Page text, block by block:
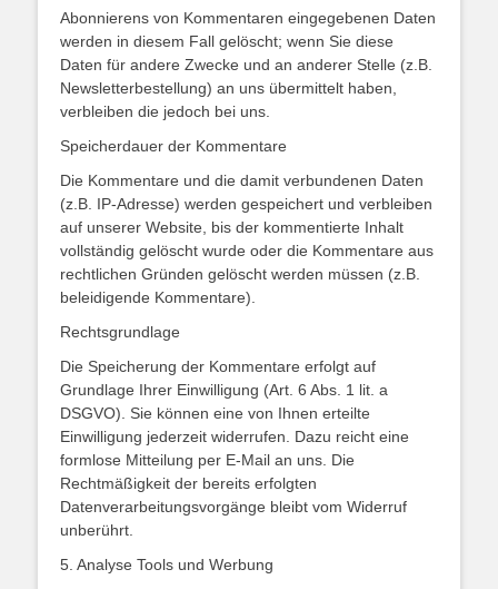
Abonnierens von Kommentaren eingegebenen Daten
werden in diesem Fall gelöscht; wenn Sie diese
Daten für andere Zwecke und an anderer Stelle (z.B.
Newsletterbestellung) an uns übermittelt haben,
verbleiben die jedoch bei uns.
Speicherdauer der Kommentare
Die Kommentare und die damit verbundenen Daten
(z.B. IP-Adresse) werden gespeichert und verbleiben
auf unserer Website, bis der kommentierte Inhalt
vollständig gelöscht wurde oder die Kommentare aus
rechtlichen Gründen gelöscht werden müssen (z.B.
beleidigende Kommentare).
Rechtsgrundlage
Die Speicherung der Kommentare erfolgt auf
Grundlage Ihrer Einwilligung (Art. 6 Abs. 1 lit. a
DSGVO). Sie können eine von Ihnen erteilte
Einwilligung jederzeit widerrufen. Dazu reicht eine
formlose Mitteilung per E-Mail an uns. Die
Rechtmäßigkeit der bereits erfolgten
Datenverarbeitungsvorgänge bleibt vom Widerruf
unberührt.
5. Analyse Tools und Werbung